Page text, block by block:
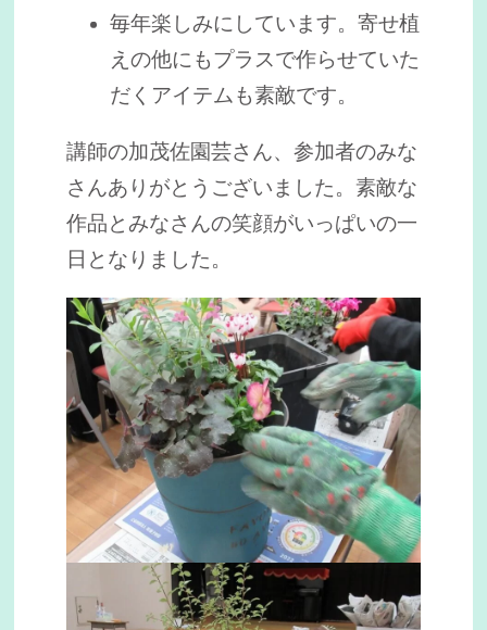
毎年楽しみにしています。寄せ植
えの他にもプラスで作らせていた
だくアイテムも素敵です。
講師の加茂佐園芸さん、参加者のみな
さんありがとうございました。素敵な
作品とみなさんの笑顔がいっぱいの一
日となりました。